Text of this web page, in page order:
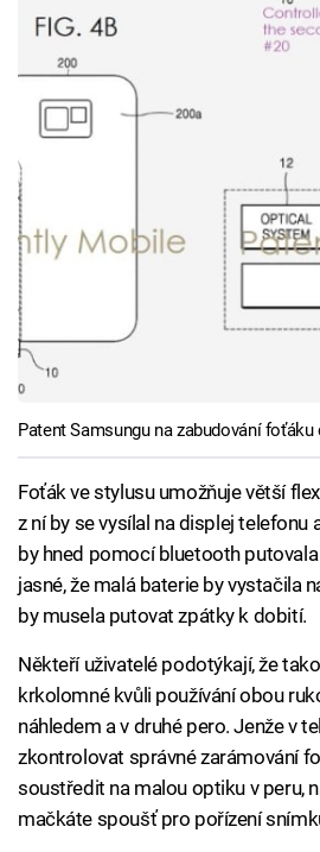
Patent Samsungu na zabudování
Foťák ve stylusu umožňuje větší
z ní by se vysílal na displej telefonu
by hned pomocí bluetooth
jasné, že malá baterie by vystačila
by musela putovat zpátky k dobití.
Někteří uživatelé podotýkají, že
krkolomné kvůli používání obou
náhledem a v druhé pero. Jenže v
zkontrolovat správné zarámování
soustředit na malou optiku v peru,
mačkáte spoušť pro pořízení